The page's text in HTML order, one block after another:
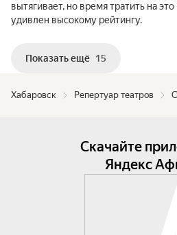
вытягивает, но время тратить на
удивлен высокому рейтингу.
Показать ещё 15
Хабаровск Репертуар театров
Скачайте
Яндекс